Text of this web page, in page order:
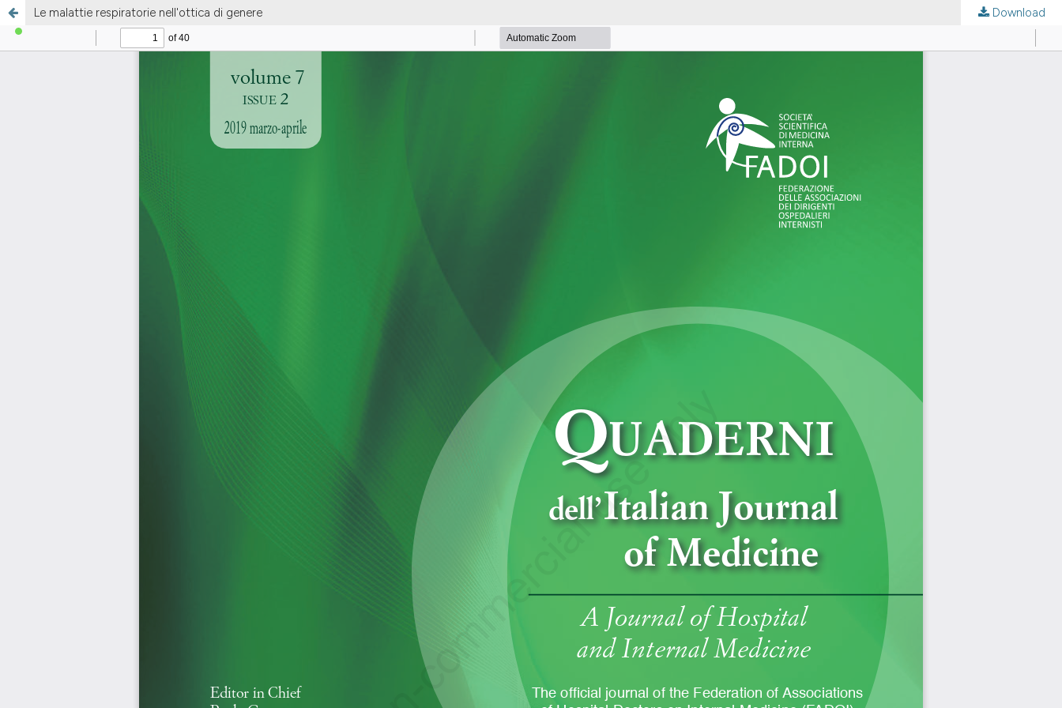
Le malattie respiratorie nell'ottica di genere Download